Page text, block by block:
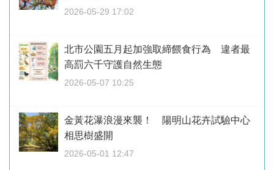
2026-05-29 17:02
北市公園五月起加強取締餵食行為 違者最
高罰六千守護自然生態
2026-05-07 10:25
金黃花瀑浪漫來襲！ 陽明山花卉試驗中心
相思樹盛開
2026-05-01 12:47